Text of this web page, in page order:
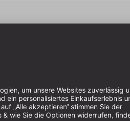
extra harte Ausführung - stahlgrau
flexibel, bricht nicht